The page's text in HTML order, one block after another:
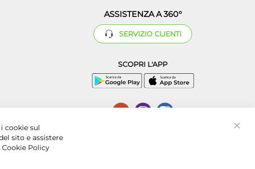
ASSISTENZA A 360°
SERVIZIO CLIENTI
SCOPRI L'APP